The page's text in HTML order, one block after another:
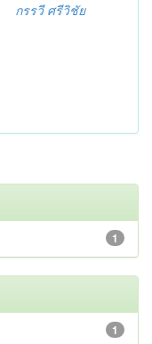
กรรวี ศรีวิชัย
1
1